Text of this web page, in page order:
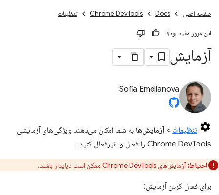
صفحه اصلی Docs
Chrome DevTools تنظیمات
این مرور مفید بود؟
آزمایش
Sofia Emelianova
تنظیمات > آزمایش‌ها به شما امکان می‌دهند ویژگی‌های آزمایشی
Chrome DevTools را فعال و غیرفعال کنید.
احتیاط:آزمایش‌های Chrome DevTools ممکن است ناپایدار باشند.
برای فعال کردن آزمایش: